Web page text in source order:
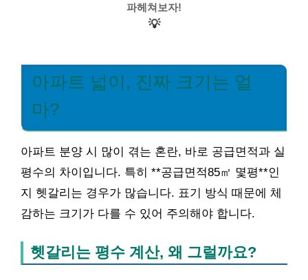
파헤쳐보자!
💡
아파트 넓이, 진짜 크기는 얼
마?
아파트 분양 시 많이 겪는 혼란, 바로 공급면적과 실
평수의 차이입니다. 특히 **공급면적85㎡ 몇평**인
지 헷갈리는 경우가 많습니다. 표기 방식 때문에 체
감하는 크기가 다를 수 있어 주의해야 합니다.
헷갈리는 평수 계산, 왜 그럴까요?